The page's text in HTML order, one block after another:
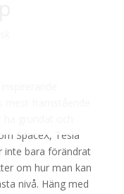
framstående
SpaceX, Tesla
inte bara förändrat
om hur man kan
nivå. Häng med